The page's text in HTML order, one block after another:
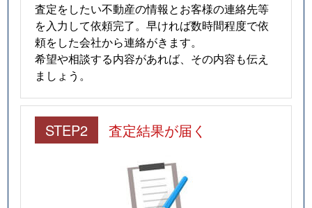
査定をしたい不動産の情報とお客様の連絡先等
を入力して依頼完了。早ければ数時間程度で依
頼をした会社から連絡がきます。
希望や相談する内容があれば、その内容も伝え
ましょう。
STEP2 査定結果が届く